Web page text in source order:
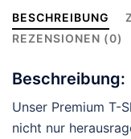
BESCHREIBUNG
REZENSIONEN (0)
Beschreibung:
Unser Premium T-
nicht nur